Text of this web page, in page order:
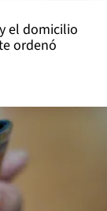
el domicilio
ordenó